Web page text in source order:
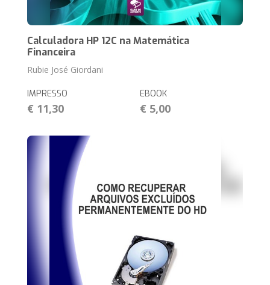
Calculadora HP 12C na Matemática
Financeira
Rubie José Giordani
IMPRESSO
€ 11,30
EBOOK
€ 5,00